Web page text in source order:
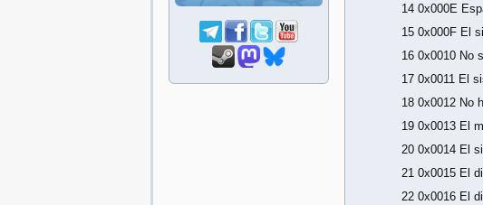
14 0x000E
15 0x000F El
16 0x0010 No
17 0x0011 El
18 0x0012 No
19 0x0013 El
20 0x0014 El
21 0x0015 El
22 0x0016 El